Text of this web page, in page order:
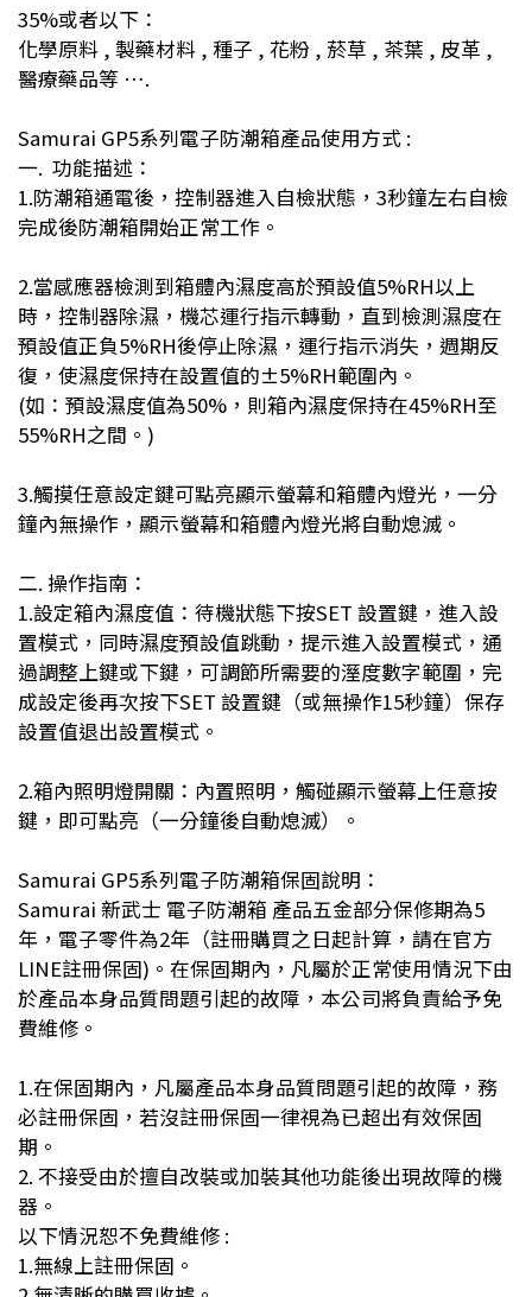
35%或者以下：
化學原料 , 製藥材料 , 種子 , 花粉 , 菸草 , 茶葉 , 皮革 ,
醫療藥品等 ….
Samurai GP5系列電子防潮箱產品使用方式 :
一. 功能描述：
1.防潮箱通電後，控制器進入自檢狀態， 3秒鐘左右自檢
完成後防潮箱開始正常工作。
2.當感應器檢測到箱體內濕度高於預設值5%RH以上
時，控制器除濕，機芯運行指示轉動，直到檢測濕度在
預設值正負5%RH後停止除濕，運行指示消失，週期反
復，使濕度保持在設置值的±5%RH範圍內。
(如：預設濕度值為50% ，則箱內濕度保持在45%RH至
55%RH之間。 )
3.觸摸任意設定鍵可點亮顯示螢幕和箱體內燈光，一分
鐘內無操作，顯示螢幕和箱體內燈光將自動熄滅。
二. 操作指南：
1.設定箱內濕度值：待機狀態下按SET 設置鍵，進入設
置模式，同時濕度預設值跳動，提示進入設置模式，通
過調整上鍵或下鍵，可調節所需要的溼度數字範圍，完
成設定後再次按下SET 設置鍵（或無操作15秒鐘）保存
設置值退出設置模式。
2.箱內照明燈開關：內置照明，觸碰顯示螢幕上任意按
鍵，即可點亮（一分鐘後自動熄滅）。
Samurai GP5系列電子防潮箱保固說明：
Samurai 新武士 電子防潮箱 產品五金部分保修期為5
年，電子零件為2年（註冊購買之日起計算，請在官方
LINE註冊保固) 。在保固期內，凡屬於正常使用情況下由
於產品本身品質問題引起的故障，本公司將負責給予免
費維修。
1.在保固期內，凡屬產品本身品質問題引起的故障，務
必註冊保固，若沒註冊保固一律視為已超出有效保固
期。
2. 不接受由於擅自改裝或加裝其他功能後出現故障的機
器。
以下情況恕不免費維修 :
1.無線上註冊保固。